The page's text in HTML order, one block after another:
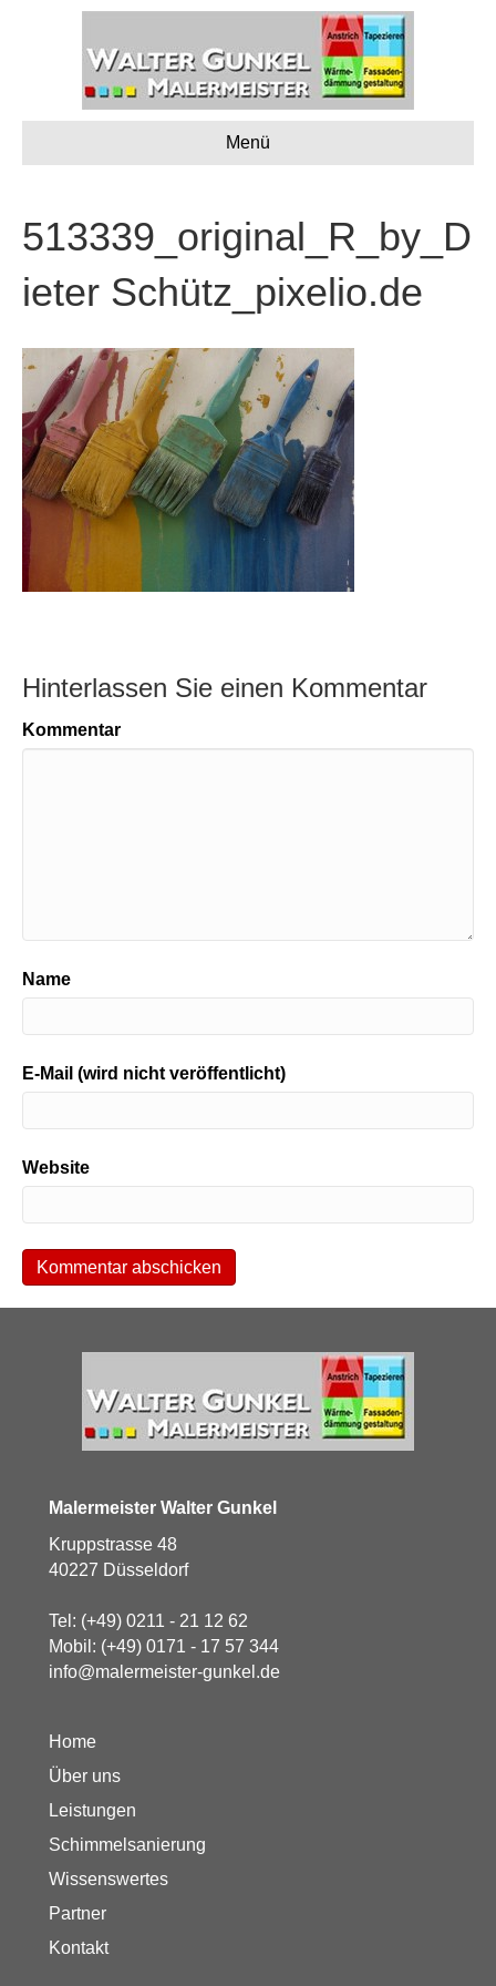
Menü
513339_original_R_by_D
ieter Schütz_pixelio.de
Hinterlassen Sie einen Kommentar
Kommentar
Name
E-Mail (wird nicht veröffentlicht)
Website
Malermeister Walter Gunkel
Kruppstrasse 48
40227 Düsseldorf
Tel: (+49) 0211 - 21 12 62
Mobil: (+49) 0171 - 17 57 344
info@malermeister-gunkel.de
Home
Über uns
Leistungen
Schimmelsanierung
Wissenswertes
Partner
Kontakt